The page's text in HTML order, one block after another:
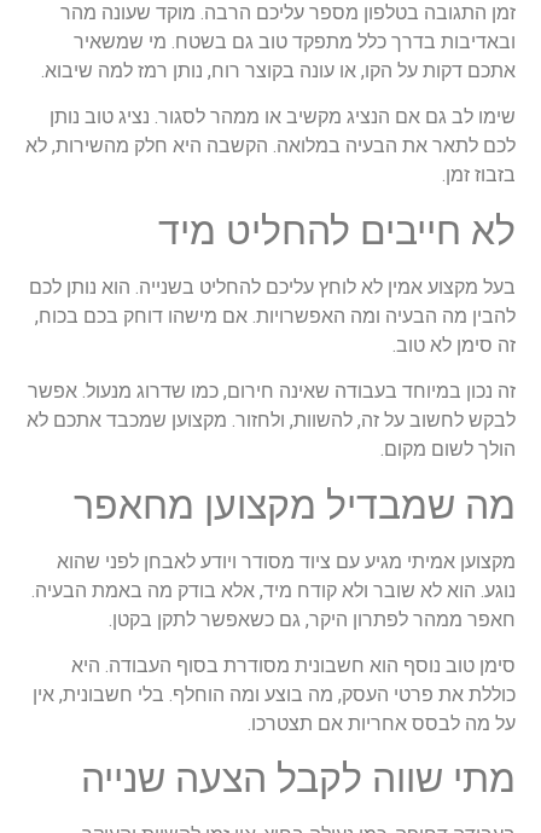
זמן התגובה בטלפון מספר עליכם הרבה. מוקד שעונה מהר
ובאדיבות בדרך כלל מתפקד טוב גם בשטח. מי שמשאיר
אתכם דקות על הקו, או עונה בקוצר רוח, נותן רמז למה שיבוא.
שימו לב גם אם הנציג מקשיב או ממהר לסגור. נציג טוב נותן
לכם לתאר את הבעיה במלואה. הקשבה היא חלק מהשירות, לא
בזבוז זמן.
לא חייבים להחליט מיד
בעל מקצוע אמין לא לוחץ עליכם להחליט בשנייה. הוא נותן לכם
להבין מה הבעיה ומה האפשרויות. אם מישהו דוחק בכם בכוח,
זה סימן לא טוב.
זה נכון במיוחד בעבודה שאינה חירום, כמו שדרוג מנעול. אפשר
לבקש לחשוב על זה, להשוות, ולחזור. מקצוען שמכבד אתכם לא
הולך לשום מקום.
מה שמבדיל מקצוען מחאפר
מקצוען אמיתי מגיע עם ציוד מסודר ויודע לאבחן לפני שהוא
נוגע. הוא לא שובר ולא קודח מיד, אלא בודק מה באמת הבעיה.
חאפר ממהר לפתרון היקר, גם כשאפשר לתקן בקטן.
סימן טוב נוסף הוא חשבונית מסודרת בסוף העבודה. היא
כוללת את פרטי העסק, מה בוצע ומה הוחלף. בלי חשבונית, אין
על מה לבסס אחריות אם תצטרכו.
מתי שווה לקבל הצעה שנייה